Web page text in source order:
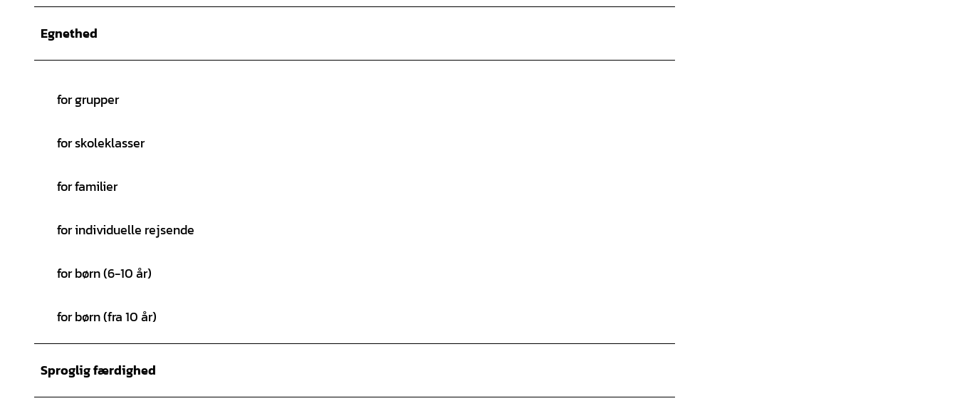
Egnethed
for grupper
for skoleklasser
for familier
for individuelle rejsende
for børn (6-10 år)
for børn (fra 10 år)
Sproglig færdighed